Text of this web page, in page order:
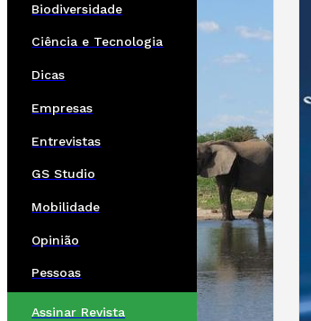
Biodiversidade
Ciência e Tecnologia
Dicas
Empresas
Entrevistas
GS Studio
Mobilidade
Opinião
Pessoas
Assinar Revista